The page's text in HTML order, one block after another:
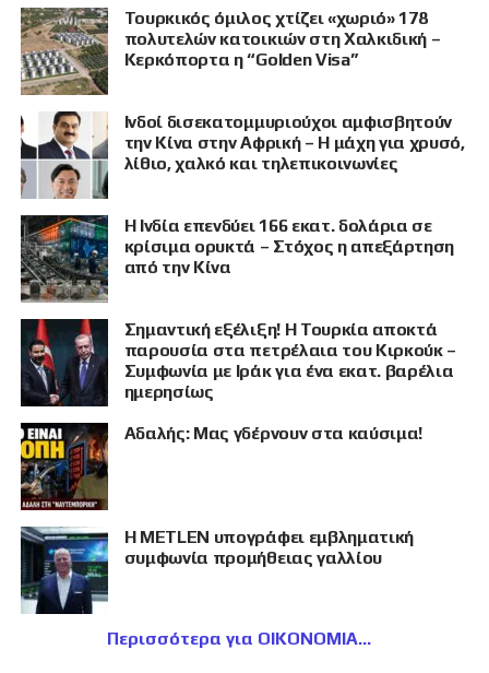
Τουρκικός όμιλος χτίζει «χωριό» 178
πολυτελών κατοικιών στη Χαλκιδική –
Κερκόπορτα η “Golden Visa”
Ινδοί δισεκατομμυριούχοι αμφισβητούν
την Κίνα στην Αφρική – Η μάχη για χρυσό,
λίθιο, χαλκό και τηλεπικοινωνίες
Η Ινδία επενδύει 166 εκατ. δολάρια σε
κρίσιμα ορυκτά – Στόχος η απεξάρτηση
από την Κίνα
Σημαντική εξέλιξη! Η Τουρκία αποκτά
παρουσία στα πετρέλαια του Κιρκούκ –
Συμφωνία με Ιράκ για ένα εκατ. βαρέλια
ημερησίως
Αδαλής: Μας γδέρνουν στα καύσιμα!
Η METLEN υπογράφει εμβληματική
συμφωνία προμήθειας γαλλίου
Περισσότερα για ΟΙΚΟΝΟΜΙΑ